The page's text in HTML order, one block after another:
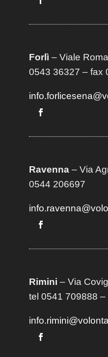
Forlì – Viale
0543 36327 – fax
Ravenna– Via
0544 206697
Rimini – Via
tel 0541 709888